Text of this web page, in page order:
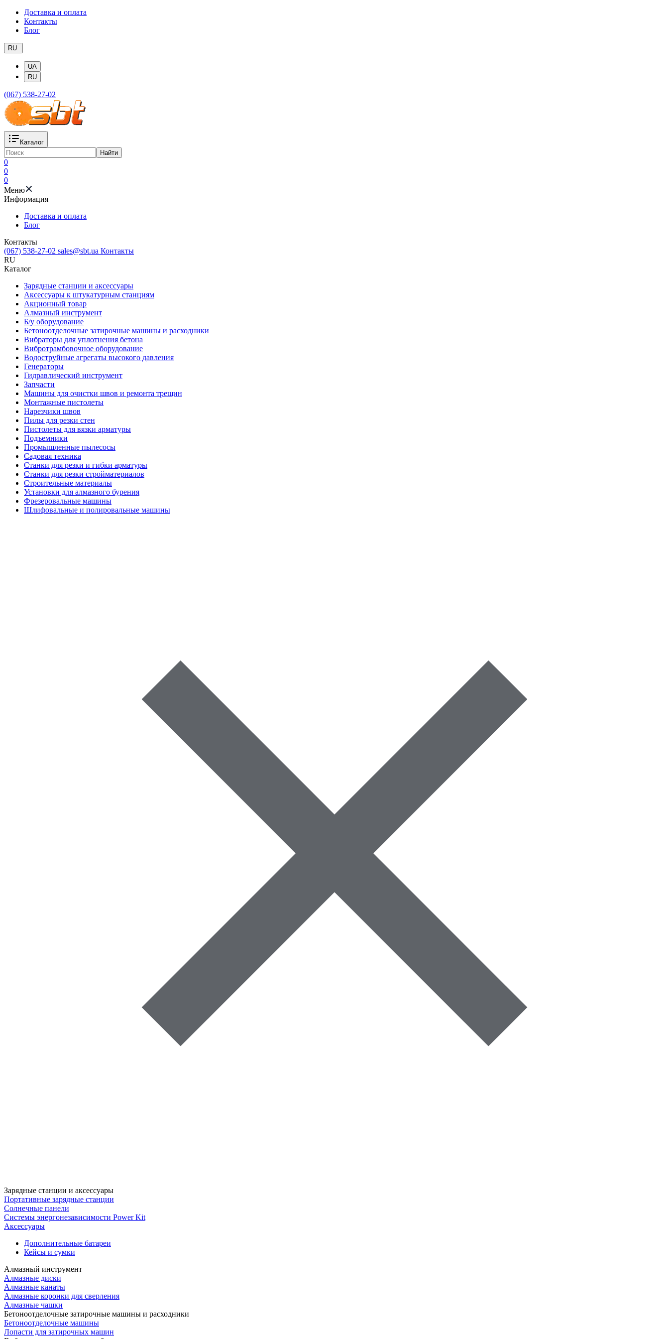
Доставка и оплата
Контакты
Блог
RU
UA
RU
(067) 538-27-02
Каталог
Найти
0
0
0
Меню
Информация
Доставка и оплата
Блог
Контакты
(067) 538-27-02 sales@sbt.ua Контакты
RU
Каталог
Зарядные станции и аксессуары
Аксессуары к штукатурным станциям
Акционный товар
Алмазный инструмент
Б/у оборудование
Бетоноотделочные затирочные машины и расходники
Вибраторы для уплотнения бетона
Вибротрамбовочное оборудование
Водоструйные агрегаты высокого давления
Генераторы
Гидравлический инструмент
Запчасти
Машины для очистки швов и ремонта трещин
Монтажные пистолеты
Нарезчики швов
Пилы для резки стен
Пистолеты для вязки арматуры
Подъемники
Промышленные пылесосы
Садовая техника
Станки для резки и гибки арматуры
Станки для резки стройматериалов
Строительные материалы
Установки для алмазного бурения
Фрезеровальные машины
Шлифовальные и полировальные машины
Зарядные станции и аксессуары
Портативные зарядные станции
Солнечные панели
Системы энергонезависимости Power Kit
Аксессуары
Дополнительные батареи
Кейсы и сумки
Алмазный инструмент
Алмазные диски
Алмазные канаты
Алмазные коронки для сверления
Алмазные чашки
Бетоноотделочные затирочные машины и расходники
Бетоноотделочные машины
Лопасти для затирочных машин